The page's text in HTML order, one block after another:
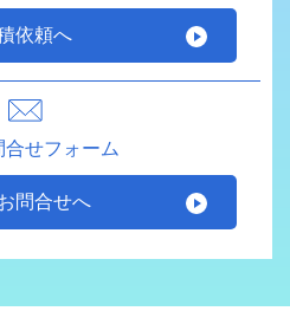
依頼へ
合せフォーム
問合せへ